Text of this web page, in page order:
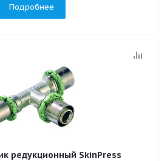
Подробнее
редукционный SkinPress